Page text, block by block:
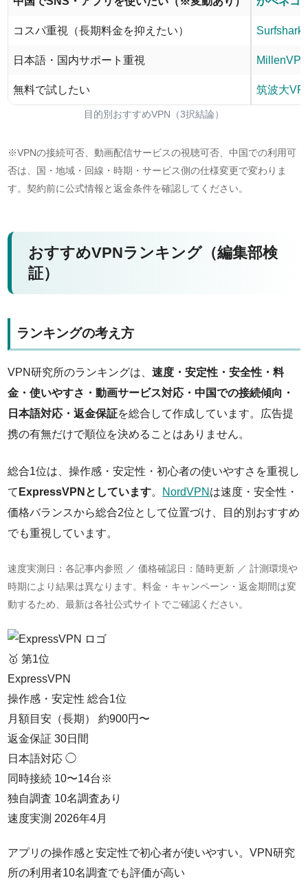
コスパ重視（長期料金を抑えたい） Surfshark
日本語・国内サポート重視
無料で試したい 筑波大
目的別おすすめVPN（3択結論）
※VPNの接続可否、動画配信サービスの視聴可否、中国での利用可
否は、国・地域・回線・時期・サービス側の仕様変更で変わりま
す。契約前に公式情報と返金条件を確認してください。
おすすめVPNランキング（編集部検
証）
ランキングの考え方
VPN研究所のランキングは、速度・安定性・安全性・料
金・使いやすさ・動画サービス対応・中国での接続傾向・
日本語対応・返金保証を総合して作成しています。広告提
携の有無だけで順位を決めることはありません。
総合1位は、操作感・安定性・初心者の使いやすさを重視し
て ExpressVPNとしています。 NordVPN は速度・安全性・
価格バランスから総合2位として位置づけ、目的別おすすめ
でも重視しています。
速度実測日：各記事内参照 ／ 価格確認日：随時更新 ／ 計測環境や
時期により結果は異なります。料金・キャンペーン・返金期間は変
動するため、最新は各社公式サイトでご確認ください。
🥇 第1位
ExpressVPN
操作感・安定性 総合1位
月額目安（長期）
約900円〜
返金保証 30日間
日本語対応 ◯
同時接続 10〜14台※
独自調査 10名調査あり
速度実測 2026年4月
アプリの操作感と安定性で初心者が使いやすい。VPN研究
所の利用者10名調査でも評価が高い